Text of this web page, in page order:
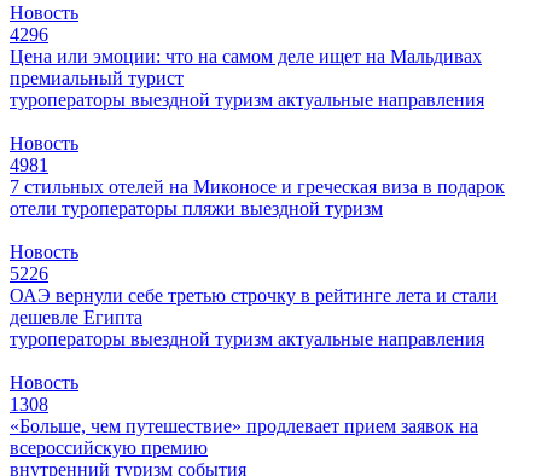
Новость
4296
Цена или эмоции: что на самом деле ищет на Мальдивах
премиальный турист
туроператоры выездной туризм актуальные направления
Новость
4981
7 стильных отелей на Миконосе и греческая виза в подарок
отели туроператоры пляжи выездной туризм
Новость
5226
ОАЭ вернули себе третью строчку в рейтинге лета и стали
дешевле Египта
туроператоры выездной туризм актуальные направления
Новость
1308
«Больше, чем путешествие» продлевает прием заявок на
всероссийскую премию
внутренний туризм события